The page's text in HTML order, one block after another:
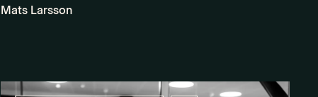
Mats Larsson